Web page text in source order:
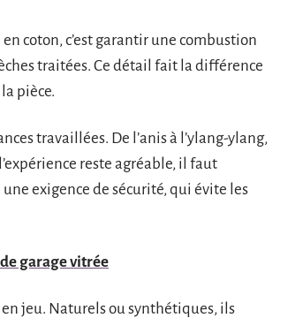
coton, c’est garantir une combustion
traitées. Ce détail fait la différence
pièce.
travaillées. De l’anis à l’ylang-ylang,
reste agréable, il faut
exigence de sécurité, qui évite les
garage vitrée
jeu. Naturels ou synthétiques, ils